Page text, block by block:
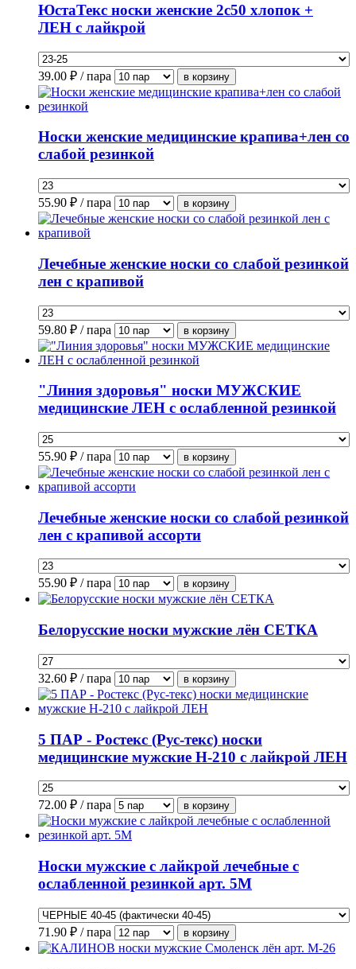
ЮстаТекс носки женские 2с50 хлопок +
ЛЕН с лайкрой
39.00 ₽ / пара
Носки женские медицинские крапива+лен со
слабой резинкой
55.90 ₽ / пара
Лечебные женские носки со слабой резинкой
лен с крапивой
59.80 ₽ / пара
"Линия здоровья" носки МУЖСКИЕ
медицинские ЛЕН с ослабленной резинкой
55.90 ₽ / пара
Лечебные женские носки со слабой резинкой
лен с крапивой ассорти
55.90 ₽ / пара
Белорусские носки мужские лён СЕТКА
32.60 ₽ / пара
5 ПАР - Ростекс (Рус-текс) носки
медицинские мужские Н-210 с лайкрой ЛЕН
72.00 ₽ / пара
Носки мужские с лайкрой лечебные с
ослабленной резинкой арт. 5М
71.90 ₽ / пара